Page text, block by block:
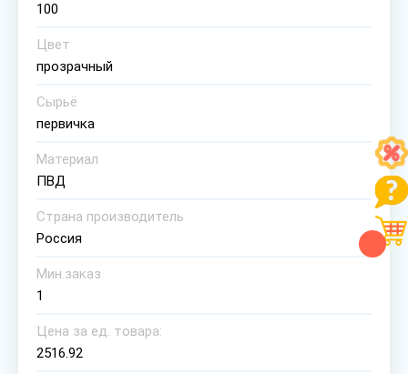
100
Цвет
прозрачный
Сырьё
первичка
Материал
ПВД
Страна производитель
Россия
Мин.заказ
1
Цена за ед. товара:
2516.92